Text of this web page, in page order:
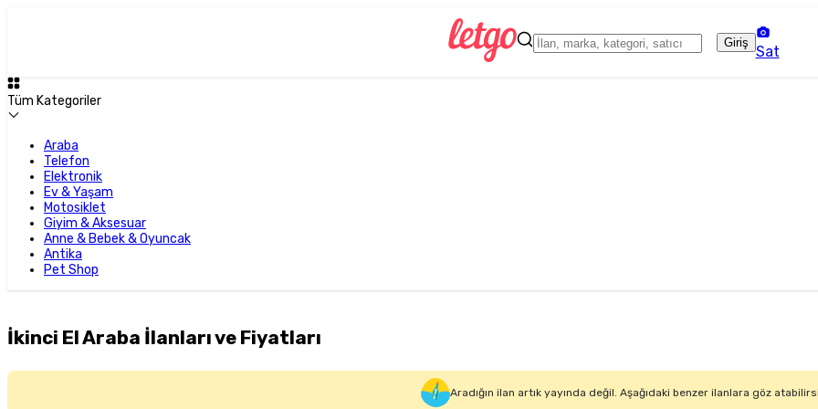
Giriş
Sat
Tüm Kategoriler
Araba
Telefon
Elektronik
Ev & Yaşam
Motosiklet
Giyim & Aksesuar
Anne & Bebek & Oyuncak
Antika
Pet Shop
İkinci El Araba İlanları ve Fiyatları
Aradığın ilan artık yayında değil. Aşağıdaki benzer ilanlara göz